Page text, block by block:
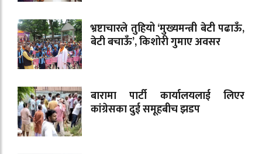
भ्रष्टाचारले तुहियो ‘मुख्यमन्त्री बेटी पढाऊँ,
बेटी बचाऊँ’, किशोरी गुमाए अवसर
बारामा पार्टी कार्यालयलाई लिएर
कांग्रेसका दुई समूहबीच झडप